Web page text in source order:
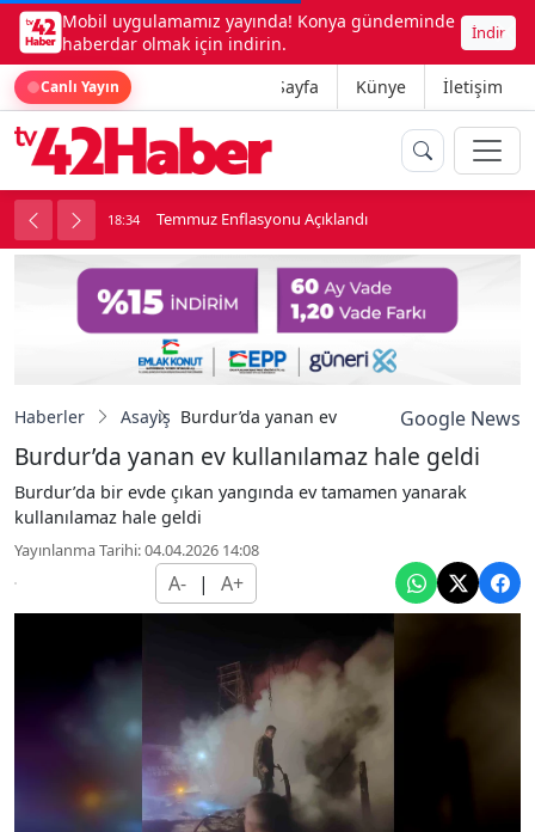
Mobil uygulamamız yayında! Konya gündeminde
haberdar olmak için indirin.
İndir
Canlı Yayın Ana Sayfa Künye İletişim
18:34 Temmuz Enflasyonu Açıklandı
Haberler Asayiş Burdur’da yanan ev kullanılamaz hale geldi
Google News
Burdur’da yanan ev kullanılamaz hale geldi
Burdur’da bir evde çıkan yangında ev tamamen yanarak
kullanılamaz hale geldi
Yayınlanma Tarihi: 04.04.2026 14:08
A- | A+